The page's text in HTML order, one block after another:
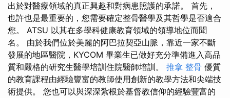
出於對醫療領域的真正興趣和對病患照護的承諾。 首先，
也許也是最重要的，您需要確定整骨醫學及其哲學是否適合
您。 ATSU 以其在多學科健康教育領域的領導地位而聞
名。 由於我們位於美麗的阿巴拉契亞山脈，靠近一家不斷
發展的地區醫院，KYCOM 畢業生已做好充分準備進入高品
質和嚴格的研究生醫學培訓住院醫師培訓。 推拿 整骨 優質
的教育課程由經驗豐富的教師使用創新的教學方法和尖端技
術提供。 您也可以與深深紮根於基督教信仰的經驗豐富的